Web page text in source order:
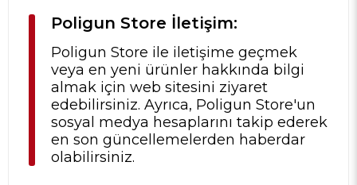
Poligun Store İletişim:
Poligun Store ile iletişime geçmek
veya en yeni ürünler hakkında bilgi
almak için web sitesini ziyaret
edebilirsiniz. Ayrıca, Poligun Store'un
sosyal medya hesaplarını takip ederek
en son güncellemelerden haberdar
olabilirsiniz.